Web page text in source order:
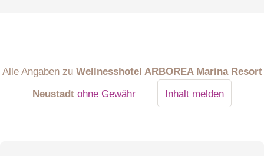
Alle Angaben zu Wellnesshotel ARBOREA Marina Resort
Neustadt ohne Gewähr Inhalt melden